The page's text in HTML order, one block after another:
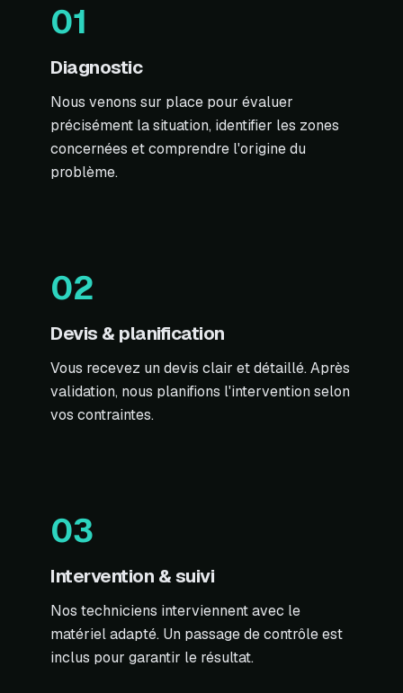
01
Diagnostic
Nous venons sur place pour évaluer
précisément la situation, identifier les zones
concernées et comprendre l'origine du
problème.
02
Devis & planification
Vous recevez un devis clair et détaillé. Après
validation, nous planifions l'intervention selon
vos contraintes.
03
Intervention & suivi
Nos techniciens interviennent avec le
matériel adapté. Un passage de contrôle est
inclus pour garantir le résultat.